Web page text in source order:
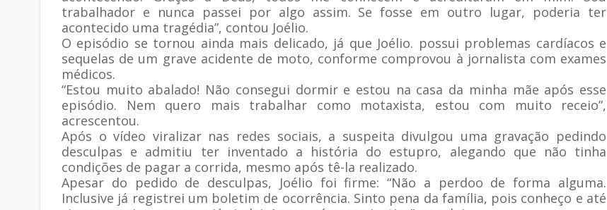
trabalhador e nunca passei por algo assim. Se fosse em outro lugar, poderia ter
acontecido uma tragédia”, contou Joélio.
O episódio se tornou ainda mais delicado, já que Joélio. possui problemas cardíacos e
sequelas de um grave acidente de moto, conforme comprovou à jornalista com exames
médicos.
“Estou muito abalado! Não consegui dormir e estou na casa da minha mãe após esse
episódio. Nem quero mais trabalhar como motaxista, estou com muito receio”,
acrescentou.
Após o vídeo viralizar nas redes sociais, a suspeita divulgou uma gravação pedindo
desculpas e admitiu ter inventado a história do estupro, alegando que não tinha
condições de pagar a corrida, mesmo após tê-la realizado.
Apesar do pedido de desculpas, Joélio foi firme: “Não a perdoo de forma alguma.
Inclusive já registrei um boletim de ocorrência. Sinto pena da família, pois conheço e até